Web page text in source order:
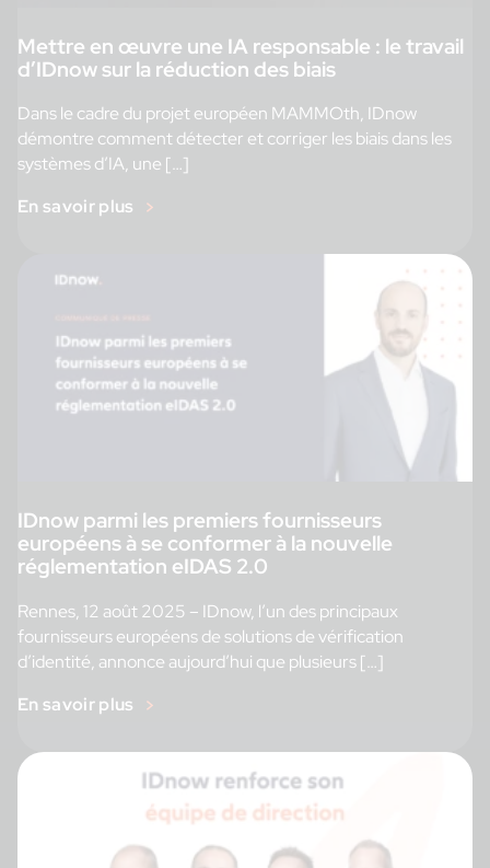
Mettre en œuvre une IA responsable : le travail
d’IDnow sur la réduction des biais
Dans le cadre du projet européen MAMMOth, IDnow
démontre comment détecter et corriger les biais dans les
systèmes d’IA, une […]
En savoir plus
IDnow parmi les premiers fournisseurs
européens à se conformer à la nouvelle
réglementation eIDAS 2.0
Rennes, 12 août 2025 – IDnow, l’un des principaux
fournisseurs européens de solutions de vérification
d’identité, annonce aujourd’hui que plusieurs […]
En savoir plus